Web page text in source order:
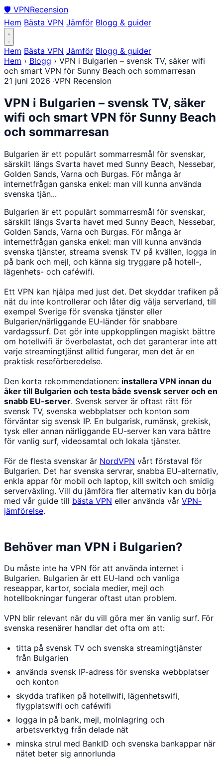
🛡 VPNRecension
Hem Bästa VPN Jämför Blogg & guider
Hem Bästa VPN Jämför Blogg & guider
Hem › Blogg › VPN i Bulgarien – svensk TV, säker wifi
och smart VPN för Sunny Beach och sommarresan
21 juni 2026 ·VPN Recension
VPN i Bulgarien – svensk TV, säker
wifi och smart VPN för Sunny Beach
och sommarresan
Bulgarien är ett populärt sommarresmål för svenskar,
särskilt längs Svarta havet med Sunny Beach, Nessebar,
Golden Sands, Varna och Burgas. För många är
internetfrågan ganska enkel: man vill kunna använda
svenska tjän...
Bulgarien är ett populärt sommarresmål för svenskar,
särskilt längs Svarta havet med Sunny Beach, Nessebar,
Golden Sands, Varna och Burgas. För många är
internetfrågan ganska enkel: man vill kunna använda
svenska tjänster, streama svensk TV på kvällen, logga in
på bank och mejl, och känna sig tryggare på hotell-,
lägenhets- och caféwifi.
Ett VPN kan hjälpa med just det. Det skyddar trafiken på
nät du inte kontrollerar och låter dig välja serverland, till
exempel Sverige för svenska tjänster eller
Bulgarien/närliggande EU-länder för snabbare
vardagssurf. Det gör inte uppkopplingen magiskt bättre
om hotellwifi är överbelastat, och det garanterar inte att
varje streamingtjänst alltid fungerar, men det är en
praktisk reseförberedelse.
Den korta rekommendationen: installera VPN innan du
åker till Bulgarien och testa både svensk server och en
snabb EU-server. Svensk server är oftast rätt för
svensk TV, svenska webbplatser och konton som
förväntar sig svensk IP. En bulgarisk, rumänsk, grekisk,
tysk eller annan närliggande EU-server kan vara bättre
för vanlig surf, videosamtal och lokala tjänster.
För de flesta svenskar är NordVPN vårt förstaval för
Bulgarien. Det har svenska servrar, snabba EU-alternativ,
enkla appar för mobil och laptop, kill switch och smidig
serverväxling. Vill du jämföra fler alternativ kan du börja
med vår guide till bästa VPN eller använda vår VPN-
jämförelse.
Behöver man VPN i Bulgarien?
Du måste inte ha VPN för att använda internet i
Bulgarien. Bulgarien är ett EU-land och vanliga
reseappar, kartor, sociala medier, mejl och
hotellbokningar fungerar oftast utan problem.
VPN blir relevant när du vill göra mer än vanlig surf. För
svenska resenärer handlar det ofta om att:
titta på svensk TV och svenska streamingtjänster
från Bulgarien
använda svensk IP-adress för svenska webbplatser
och konton
skydda trafiken på hotellwifi, lägenhetswifi,
flygplatswifi och caféwifi
logga in på bank, mejl, molnlagring och
arbetsverktyg från delade nät
minska strul med BankID och svenska bankappar när
nätet beter sig annorlunda